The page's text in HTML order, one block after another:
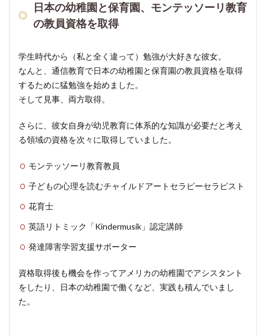
教室
のレ
は子
ども
に合
わせ
える
3.3
テッ
ソー
育の
とこ
ろを
入れ
オリ
日本の幼稚園と保育園、モンテッソーリ教育
の教員資格を取得
学生時代から（私と全く違って）勉強が大好きな彼女。
なんと、通信教育で日本の幼稚園と保育園の教員資格を取得
するために猛勉強を始めました。
そして見事、両方取得。
さらに、彼女自身が幼児教育に体系的な知識が必要だと考え
る領域の資格を次々に取得していました。
モンテッソーリ教育教員
子どもの心理を読むチャイルドアートセラピーセラピスト
花育士
英語リトミック「Kindermusik」認定講師
発達障害学習支援サポーター
資格取得後も機会を作ってアメリカの幼稚園でアシスタント
をしたり、日本の幼稚園で働くなど、実践も積んでいまし
た。